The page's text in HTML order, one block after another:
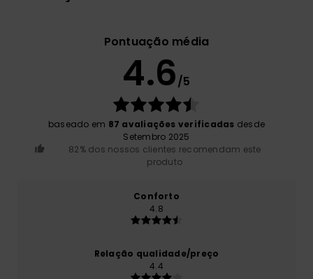
Pontuação média
4.6/5
baseado em 87 avaliações verificadas desde
Setembro 2025
82% dos nossos clientes recomendam este
produto
Conforto
4.8
Relação qualidade/preço
4.4